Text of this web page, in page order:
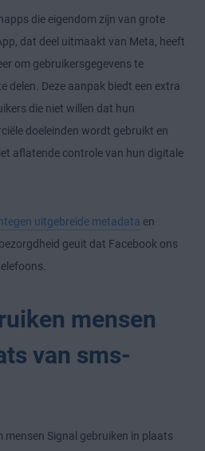
die eigendom zijn van grote
dat deel uitmaakt van Meta, heeft
om gebruikersgegevens te
delen. Deze aanpak biedt een extra
die niet willen dat hun
doeleinden wordt gebruikt en
aflatende controle van hun digitale
uitgebreide metadata en
geuit dat Facebook ons
mensen
van sms-
mensen Signal gebruiken in plaats